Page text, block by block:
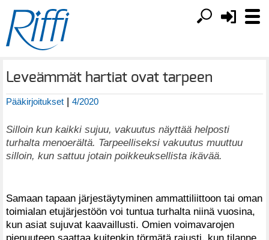
Leveämmät hartiat ovat tarpeen
Pääkirjoitukset | 4/2020
Silloin kun kaikki sujuu, vakuutus näyttää helposti
turhalta menoerältä. Tarpeelliseksi vakuutus muuttuu
silloin, kun sattuu jotain poikkeuksellista ikävää.
Samaan tapaan järjestäytyminen ammattiliittoon tai oman
toimialan etujärjestöön voi tuntua turhalta niinä vuosina,
kun asiat sujuvat kaavaillusti. Omien voimavarojen
pienuuteen saattaa kuitenkin törmätä rajusti, kun tilanne